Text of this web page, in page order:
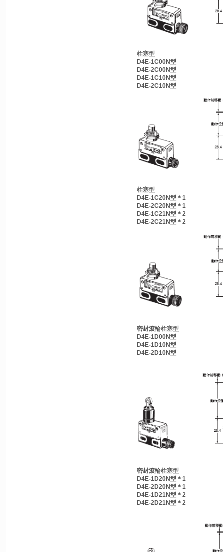
柱塞型
D4E-1C00N型
D4E-2C00N型
D4E-1C10N型
D4E-2C10N型
柱塞型
D4E-1C20N型＊1
D4E-2C20N型＊1
D4E-1C21N型＊2
D4E-2C21N型＊2
密封滾輪柱塞型
D4E-1D00N型
D4E-1D10N型
D4E-2D10N型
密封滾輪柱塞型
D4E-1D20N型＊1
D4E-2D20N型＊1
D4E-1D21N型＊2
D4E-2D21N型＊2